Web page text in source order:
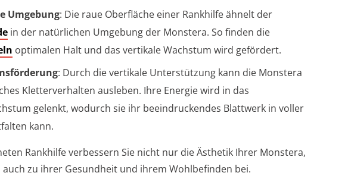
Umgebung: Die raue Oberfläche einer Rankhilfe ähnelt der
in der natürlichen Umgebung der Monstera. So finden die
optimalen Halt und das vertikale Wachstum wird gefördert.
: Durch die vertikale Unterstützung kann die Monstera
Kletterverhalten ausleben. Ihre Energie wird in das
gelenkt, wodurch sie ihr beeindruckendes Blattwerk in voller
kann.
Rankhilfe verbessern Sie nicht nur die Ästhetik Ihrer Monstera,
zu ihrer Gesundheit und ihrem Wohlbefinden bei.